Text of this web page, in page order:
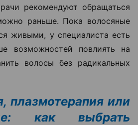
рекомендуют обращаться
раньше. Пока волосяные
живыми, у специалиста есть
возможностей повлиять на
волосы без радикальных
плазмотерапия или
как выбрать